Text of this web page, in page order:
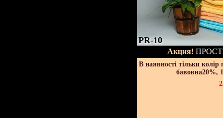
PR-10
Акция!
В наявності тільки
бавовна20%,